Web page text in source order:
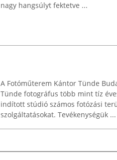
nagy hangsúlyt fektetve ...
A Fotóműterem Kántor Tünde
Tünde fotográfus több mint tíz
indított stúdió számos fotózási
szolgáltatásokat. Tevékenységük ...